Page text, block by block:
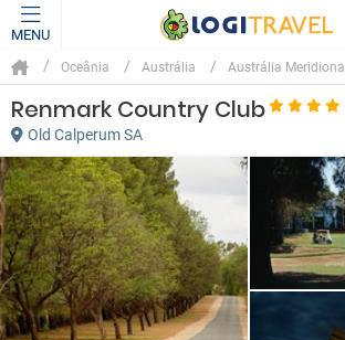
MENU
Oceânia Austrália Austrália Meridional
Renmark Country Club
Old Calperum SA